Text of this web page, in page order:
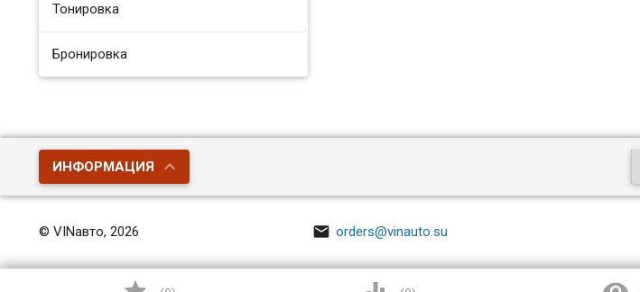
Тонировка
Бронировка
ИНФОРМАЦИЯ
© VINавто, 2026  orders@vinauto.su